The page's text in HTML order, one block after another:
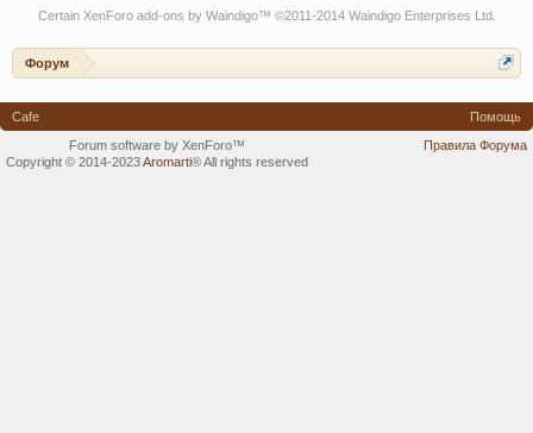
Certain XenForo add-ons by Waindigo™ ©2011-2014 Waindigo Enterprises Ltd.
Форум
Cafe
Помощь
Правила Форума
Forum software by XenForo™
Copyright © 2014-2023Aromarti®All rights reserved